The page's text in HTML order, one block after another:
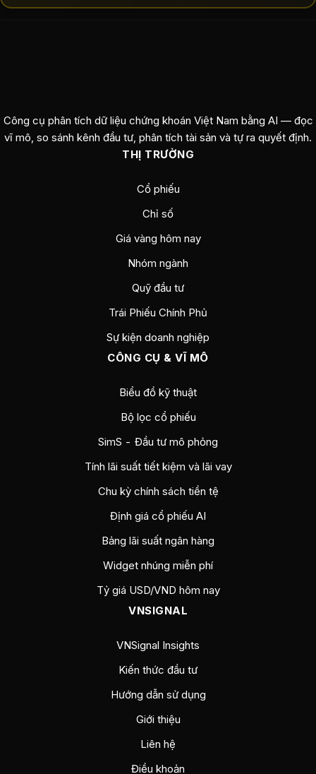
Công cụ phân tích dữ liệu chứng khoán Việt Nam bằng AI — đọc
vĩ mô, so sánh kênh đầu tư, phân tích tài sản và tự ra quyết định.
THỊ TRƯỜNG
Cổ phiếu
Chỉ số
Giá vàng hôm nay
Nhóm ngành
Quỹ đầu tư
Trái Phiếu Chính Phủ
Sự kiện doanh nghiệp
CÔNG CỤ & VĨ MÔ
Biểu đồ kỹ thuật
Bộ lọc cổ phiếu
SimS - Đầu tư mô phỏng
Tính lãi suất tiết kiệm và lãi vay
Chu kỳ chính sách tiền tệ
Định giá cổ phiếu AI
Bảng lãi suất ngân hàng
Widget nhúng miễn phí
Tỷ giá USD/VND hôm nay
VNSIGNAL
VNSignal Insights
Kiến thức đầu tư
Hướng dẫn sử dụng
Giới thiệu
Liên hệ
Điều khoản